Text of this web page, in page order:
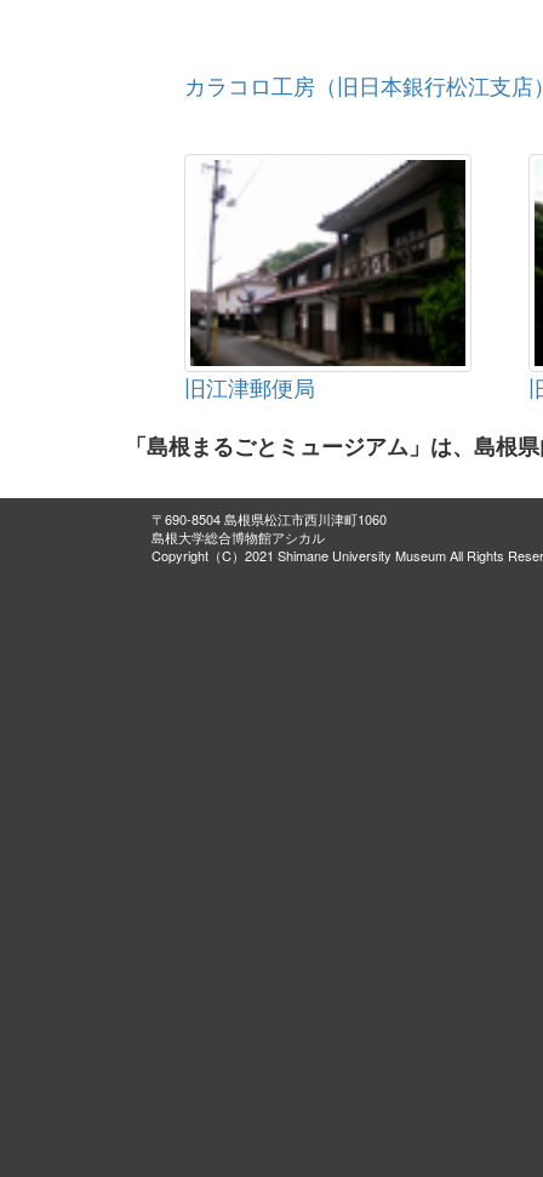
カラコロ工房（旧日本銀行松江支店
旧江津郵便局
「島根まるごとミュージアム」は、島根
〒690-8504 島根県松江市西川津町1060
島根大学総合博物館アシカル
Copyright（C）2021 Shimane University Museum All Rights